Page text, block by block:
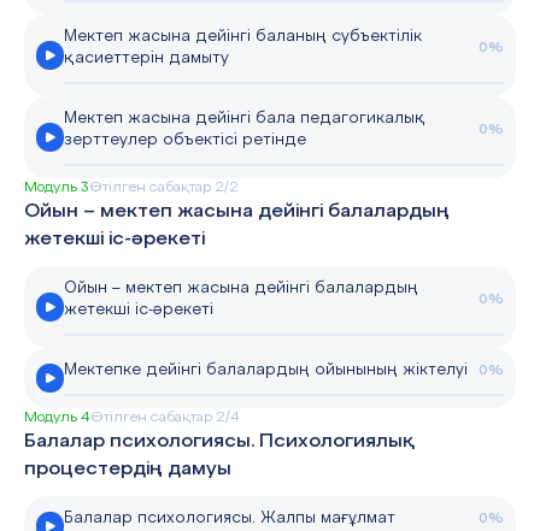
Мектеп жасына дейінгі баланың субъектілік
қасиеттерін дамыту
0%
Мектеп жасына дейінгі бала педагогикалық
зерттеулер объектісі ретінде
0%
Модуль 3Өтілген сабақтар 2/2
Ойын – мектеп жасына дейінгі балалардың
жетекші іс-әрекеті
Ойын – мектеп жасына дейінгі балалардың
жетекші іс-әрекеті
0%
Мектепке дейінгі балалардың ойынының жіктелуі 0%
Модуль 4Өтілген сабақтар 2/4
Балалар психологиясы. Психологиялық
процестердің дамуы
Балалар психологиясы. Жалпы мағұлмат 0%